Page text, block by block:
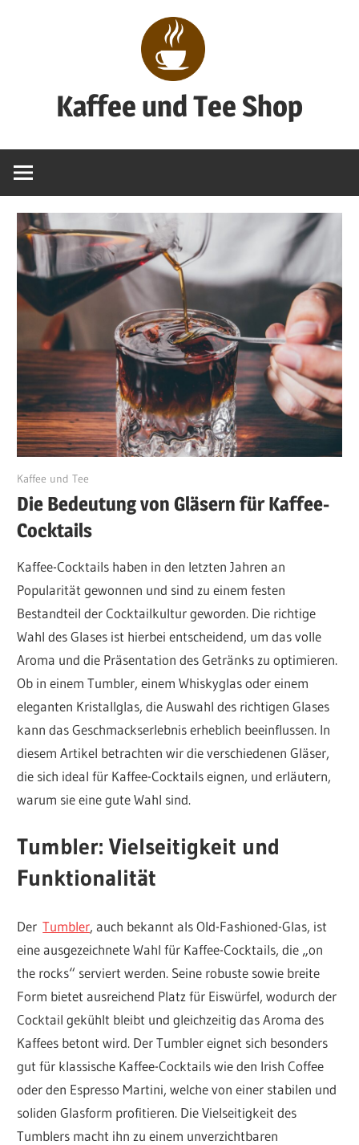
Kaffee und Tee Shop
pur
Mai 29, 2024
Kaffee und Tee
Die Bedeutung von Gläsern für Kaffee-
Cocktails
Kaffee-Cocktails haben in den letzten Jahren an
Popularität gewonnen und sind zu einem festen
Bestandteil der Cocktailkultur geworden. Die richtige
Wahl des Glases ist hierbei entscheidend, um das volle
Aroma und die Präsentation des Getränks zu optimieren.
Ob in einem Tumbler, einem Whiskyglas oder einem
eleganten Kristallglas, die Auswahl des richtigen Glases
kann das Geschmackserlebnis erheblich beeinflussen. In
diesem Artikel betrachten wir die verschiedenen Gläser,
die sich ideal für Kaffee-Cocktails eignen, und erläutern,
warum sie eine gute Wahl sind.
Tumbler: Vielseitigkeit und
Funktionalität
DerTumbler, auch bekannt als Old-Fashioned-Glas, ist
eine ausgezeichnete Wahl für Kaffee-Cocktails, die „on
the rocks“ serviert werden. Seine robuste sowie breite
Form bietet ausreichend Platz für Eiswürfel, wodurch der
Cocktail gekühlt bleibt und gleichzeitig das Aroma des
Kaffees betont wird. Der Tumbler eignet sich besonders
gut für klassische Kaffee-Cocktails wie den Irish Coffee
oder den Espresso Martini, welche von einer stabilen und
soliden Glasform profitieren. Die Vielseitigkeit des
Tumblers macht ihn zu einem unverzichtbaren